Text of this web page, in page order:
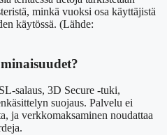
minkä vuoksi osa käyttäjistä
käytössä. (Lähde:
salaus, 3D Secure -tuki,
suojaus. Palvelu ei
ja verkkomaksaminen noudattaa